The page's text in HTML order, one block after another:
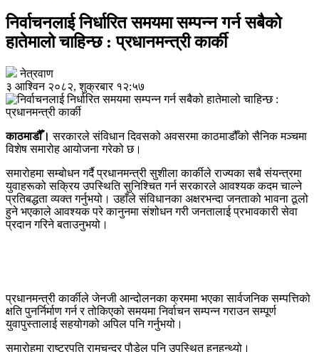
निर्वाचनलाई निर्धारित समयमा सम्पन्न गर्न सबैको
हातेमालो चाहिन्छ : प्रधानमन्त्री कार्की
नेत्रवाण
३ आश्विन २०८२, शुक्रबार १२:५७
काठमाडौँ।सरकारले संविधान दिवसको अवसरमा काठमाडौँको सैनिक मञ्चमा
विशेष समारोह आयोजना गरेको छ।
समारोहमा सम्बोधन गर्दै प्रधानमन्त्री सुशीला कार्कीले राज्यका सबै संयन्त्रमा
युवाहरूको सक्रिय उपस्थिति सुनिश्चित गर्न सरकारले आवश्यक कदम चाल्ने
प्रतिबद्धता व्यक्त गर्नुभयो। उहाँले संविधानका अक्षरभन्दा जनताको भावना ठूलो
हुने भएकाले आवश्यक परे कानुनमा संशोधन गरी जनतालाई प्रभावकारी सेवा
प्रदान गरिने बताउनुभयो।
प्रधानमन्त्री कार्कीले जेनजी आन्दोलनका क्रममा भएका सार्वजनिक सम्पत्तिको
क्षति पुनर्निर्माण गर्न र तोकिएको समयमा निर्वाचन सम्पन्न गराउन सम्पूर्ण
युवापुस्तालाई सहयोगको अपिल पनि गर्नुभयो।
समारोहमा राष्ट्रपति रामचन्द्र पौडेल पनि उपस्थित हुनुहुन्थ्यो।